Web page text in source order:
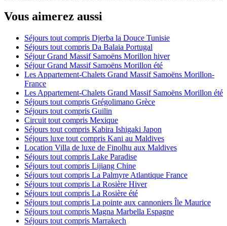
Vous aimerez aussi
Séjours tout compris Djerba la Douce Tunisie
Séjours tout compris Da Balaia Portugal
Séjour Grand Massif Samoëns Morillon hiver
Séjour Grand Massif Samoëns Morillon été
Les Appartement-Chalets Grand Massif Samoëns Morillon-
France
Les Appartement-Chalets Grand Massif Samoëns Morillon été
Séjours tout compris Grégolimano Grèce
Séjours tout compris Guilin
Circuit tout compris Mexique
Séjours tout compris Kabira Ishigaki Japon
Séjours luxe tout compris Kani au Maldives
Location Villa de luxe de Finolhu aux Maldives
Séjours tout compris Lake Paradise
Séjours tout compris Lijiang Chine
Séjours tout compris La Palmyre Atlantique France
Séjours tout compris La Rosière Hiver
Séjours tout compris La Rosière été
Séjours tout compris La pointe aux cannoniers Île Maurice
Séjours tout compris Magna Marbella Espagne
Séjours tout compris Marrakech